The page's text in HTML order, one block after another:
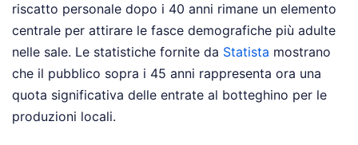
riscatto personale dopo i 40 anni rimane un elemento
centrale per attirare le fasce demografiche più adulte
nelle sale. Le statistiche fornite da Statista mostrano
che il pubblico sopra i 45 anni rappresenta ora una
quota significativa delle entrate al botteghino per le
produzioni locali.